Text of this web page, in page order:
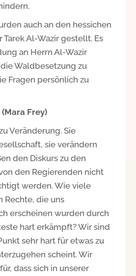
auch an den hessichen
Al-Wazir gestellt. Es
an Herrn Al-Wazir
Waldbesetzung zu
Fragen persönlich zu
Frey)
Veränderung. Sie
sie verändern
den Diskurs zu den
den Regierenden nicht
werden. Wie viele
Rechte, die uns
erscheinen wurden durch
hart erkämpft? Wir sind
sehr hart für etwas zu
scheint. Wir
dass sich in unserer